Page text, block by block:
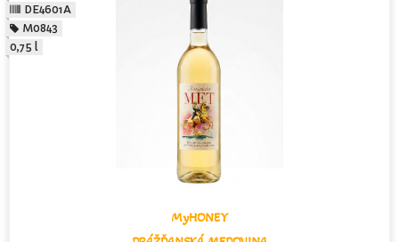
MyHONEY
DE4601A
M0843
0,75 l